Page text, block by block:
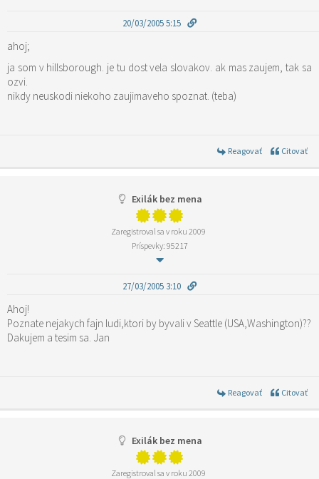
20/03/2005 5:15
ahoj;
ja som v hillsborough. je tu dost vela slovakov. ak mas zaujem, tak sa
ozvi.
nikdy neuskodi niekoho zaujimaveho spoznat. (teba)
Reagovať Citovať
Exilák bez mena
Zaregistroval sa v roku 2009
Príspevky: 95217
27/03/2005 3:10
Ahoj!
Poznate nejakych fajn ludi,ktori by byvali v Seattle (USA,Washington)??
Dakujem a tesim sa. Jan
Reagovať Citovať
Exilák bez mena
Zaregistroval sa v roku 2009